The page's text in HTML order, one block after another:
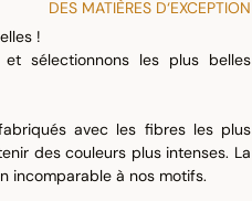
DES MATIÈRES D‘EXCEPTION
!
et sélectionnons les plus belles
avec les fibres les plus
des couleurs plus intenses. La
incomparable à nos motifs.